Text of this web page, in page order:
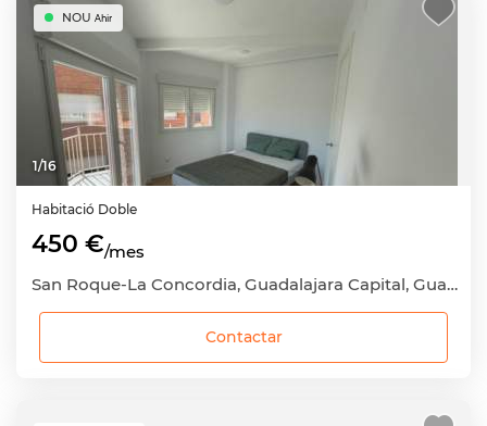
1/16
NOU Ahir
Habitació Doble
450 €/mes
San Roque-La Concordia, Guadalajara Capital, Guadalajara
Contactar